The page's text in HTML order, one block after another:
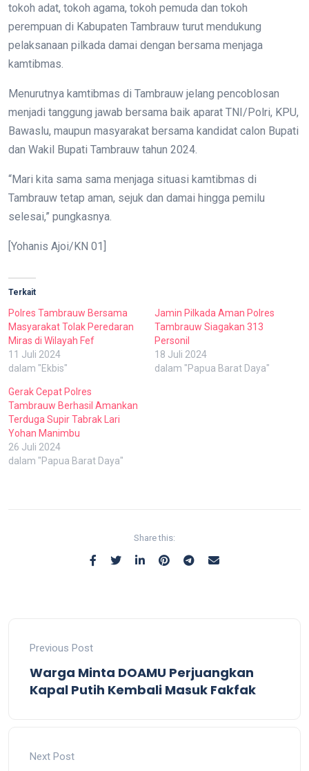
tokoh adat, tokoh agama, tokoh pemuda dan tokoh
perempuan di Kabupaten Tambrauw turut mendukung
pelaksanaan pilkada damai dengan bersama menjaga
kamtibmas.
Menurutnya kamtibmas di Tambrauw jelang pencoblosan
menjadi tanggung jawab bersama baik aparat TNI/Polri, KPU,
Bawaslu, maupun masyarakat bersama kandidat calon Bupati
dan Wakil Bupati Tambrauw tahun 2024.
“Mari kita sama sama menjaga situasi kamtibmas di
Tambrauw tetap aman, sejuk dan damai hingga pemilu
selesai,” pungkasnya.
[Yohanis Ajoi/KN 01]
Terkait
Polres Tambrauw Bersama
Masyarakat Tolak Peredaran
Miras di Wilayah Fef
11 Juli 2024
dalam "Ekbis"
Jamin Pilkada Aman Polres
Tambrauw Siagakan 313
Personil
18 Juli 2024
dalam "Papua Barat Daya"
Gerak Cepat Polres
Tambrauw Berhasil Amankan
Terduga Supir Tabrak Lari
Yohan Manimbu
26 Juli 2024
dalam "Papua Barat Daya"
Share this:
Previous Post
Warga Minta DOAMU Perjuangkan
Kapal Putih Kembali Masuk Fakfak
Next Post